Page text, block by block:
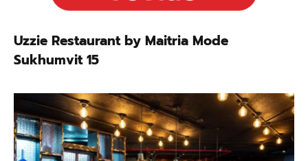
Uzzie Restaurant by Maitria Mode
Sukhumvit 15